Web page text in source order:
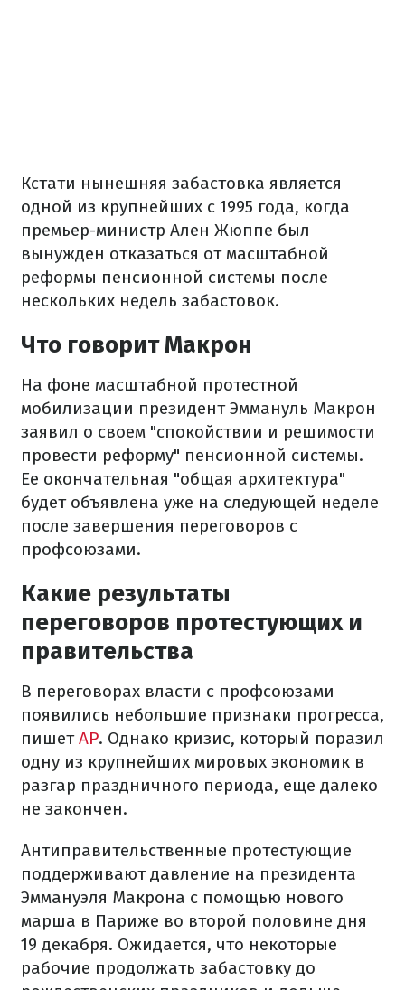
Кстати нынешняя забастовка является
одной из крупнейших с 1995 года, когда
премьер-министр Ален Жюппе был
вынужден отказаться от масштабной
реформы пенсионной системы после
нескольких недель забастовок.
Что говорит Макрон
На фоне масштабной протестной
мобилизации президент Эммануль Макрон
заявил о своем "спокойствии и решимости
провести реформу" пенсионной системы.
Ее окончательная "общая архитектура"
будет объявлена уже на следующей неделе
после завершения переговоров с
профсоюзами.
Какие результаты
переговоров протестующих и
правительства
В переговорах власти с профсоюзами
появились небольшие признаки прогресса,
пишетАР. Однако кризис, который поразил
одну из крупнейших мировых экономик в
разгар праздничного периода, еще далеко
не закончен.
Антиправительственные протестующие
поддерживают давление на президента
Эммануэля Макрона с помощью нового
марша в Париже во второй половине дня
19 декабря. Ожидается, что некоторые
рабочие продолжать забастовку до